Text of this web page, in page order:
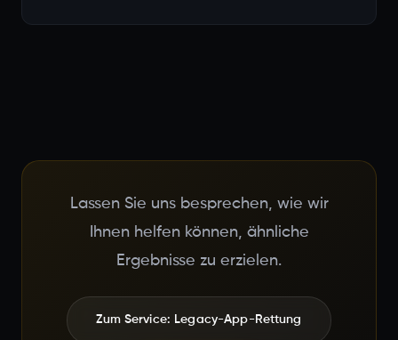
Lassen Sie uns besprechen, wie wir
Ihnen helfen können, ähnliche
Ergebnisse zu erzielen.
Zum Service: Legacy-App-Rettung